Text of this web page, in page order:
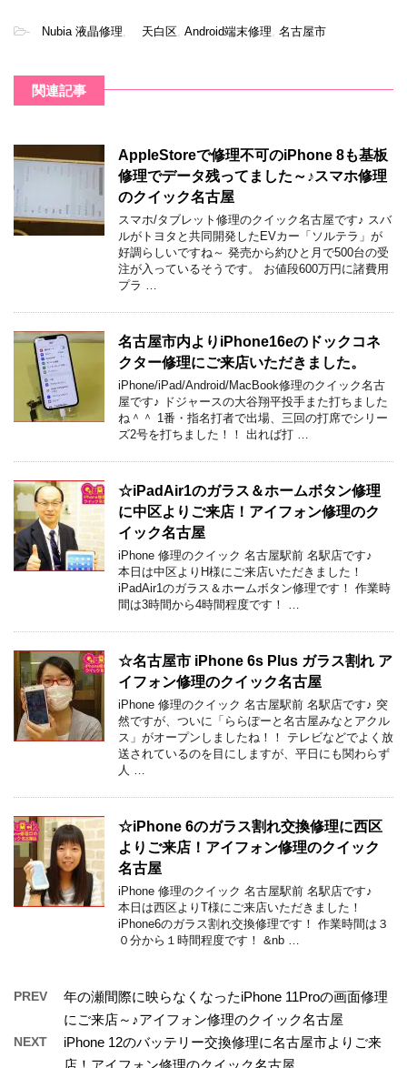
- Nubia 液晶修理 天白区 Android端末修理 名古屋市
関連記事
AppleStoreで修理不可のiPhone 8も基板
修理でデータ残ってました～♪スマホ修理
のクイック名古屋
スマホ/タブレット修理のクイック名古屋です♪ スバ
ルがトヨタと共同開発したEVカー「ソルテラ」が
好調らしいですね～ 発売から約ひと月で500台の受
注が入っているそうです。 お値段600万円に諸費用
プラ …
名古屋市内よりiPhone16eのドックコネ
クター修理にご来店いただきました。
iPhone/iPad/Android/MacBook修理のクイック名古
屋です♪ ドジャースの大谷翔平投手また打ちました
ね＾＾ 1番・指名打者で出場、三回の打席でシリー
ズ2号を打ちました！！ 出れば打 …
☆iPadAir1のガラス＆ホームボタン修理
に中区よりご来店！アイフォン修理のク
イック名古屋
iPhone 修理のクイック 名古屋駅前 名駅店です♪
本日は中区よりH様にご来店いただきました！
iPadAir1のガラス＆ホームボタン修理です！ 作業時
間は3時間から4時間程度です！ …
☆名古屋市 iPhone 6s Plus ガラス割れ ア
イフォン修理のクイック名古屋
iPhone 修理のクイック 名古屋駅前 名駅店です♪ 突
然ですが、ついに「ららぽーと名古屋みなとアクル
ス」がオープンしましたね！！ テレビなどでよく放
送されているのを目にしますが、平日にも関わらず
人 …
☆iPhone 6のガラス割れ交換修理に西区
よりご来店！アイフォン修理のクイック
名古屋
iPhone 修理のクイック 名古屋駅前 名駅店です♪
本日は西区よりT様にご来店いただきました！
iPhone6のガラス割れ交換修理です！ 作業時間は３
０分から１時間程度です！ &nb …
PREV
年の瀬間際に映らなくなったiPhone 11Proの画面修理
にご来店～♪アイフォン修理のクイック名古屋
NEXT
iPhone 12のバッテリー交換修理に名古屋市よりご来
店！アイフォン修理のクイック名古屋